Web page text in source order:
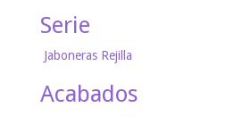
Serie
Jaboneras Rejilla
Acabados